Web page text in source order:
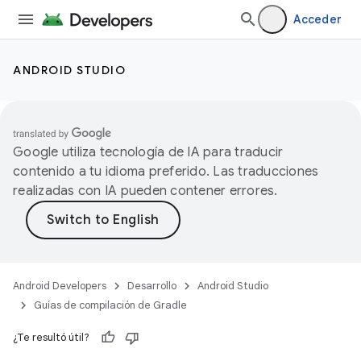
Acceder
ANDROID STUDIO
Google utiliza tecnología de IA para traducir
contenido a tu idioma preferido. Las traducciones
realizadas con IA pueden contener errores.
Android Developers Desarrollo
Android Studio
Guías de compilación de Gradle
¿Te resultó útil?